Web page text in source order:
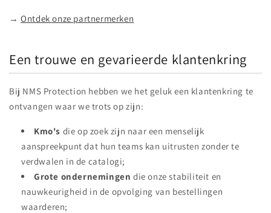
→Ontdek onze partnermerken
Een trouwe en gevarieerde klantenkring
Bij NMS Protection hebben we het geluk een klantenkring te
ontvangen waar we trots op zijn:
Kmo's die op zoek zijn naar een menselijk
aanspreekpunt dat hun teams kan uitrusten zonder te
verdwalen in de catalogi;
Grote ondernemingen die onze stabiliteit en
nauwkeurigheid in de opvolging van bestellingen
waarderen;